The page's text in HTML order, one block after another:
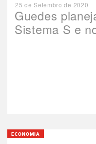
Guedes
Sistema S e
25 de Setembro de 2020
ECONOMIA